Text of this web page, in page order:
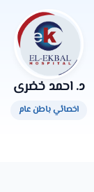
د. احمد خضرى
اخصائي باطن عام